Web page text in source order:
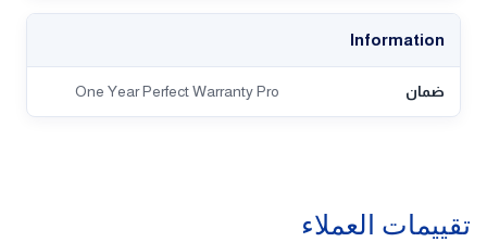
Information
ضمان One Year Perfect Warranty Pro
تقييمات العملاء